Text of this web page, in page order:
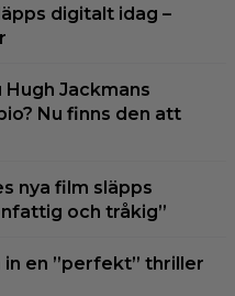
digitalt idag –
Hugh Jackmans
Nu finns den att
nya film släpps
och tråkig”
in en ”perfekt” thriller